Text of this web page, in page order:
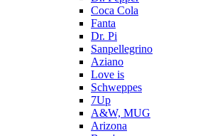
Coca Cola
Fanta
Dr. Pi
Sanpellegrino
Aziano
Love is
Schweppes
7Up
A&W, MUG
Arizona